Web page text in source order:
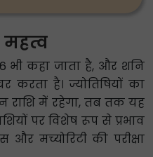
महत्व
भी कहा जाता है, और शनि
करता है। ज्योतिषियों का
में रहेगा, तब तक यह
पर विशेष रूप से प्रभाव
मच्योरिटी की परीक्षा